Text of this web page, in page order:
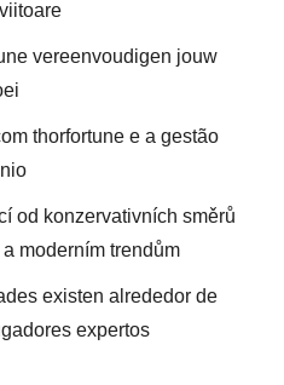
vereenvoudigen jouw
thorfortune e a gestão
od konzervativních směrů
moderním trendům
existen alrededor de
expertos